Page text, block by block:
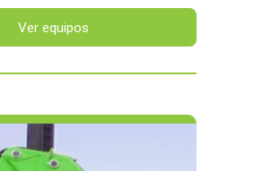
Ver equipos